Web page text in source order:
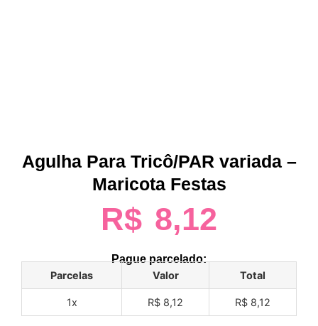
Agulha Para Tricô/PAR variada –
Maricota Festas
R$ 8,12
Pague parcelado:
Parcelas
Valor Total
1x R$ 8,12 R$ 8,12